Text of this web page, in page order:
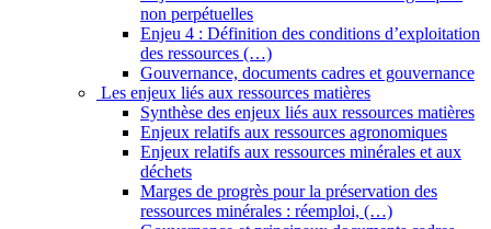
non perpétuelles
Enjeu 4 : Définition des conditions d’exploitation
des ressources (…)
Gouvernance, documents cadres et gouvernance
Les enjeux liés aux ressources matières
Synthèse des enjeux liés aux ressources matières
Enjeux relatifs aux ressources agronomiques
Enjeux relatifs aux ressources minérales et aux
déchets
Marges de progrès pour la préservation des
ressources minérales : réemploi, (…)